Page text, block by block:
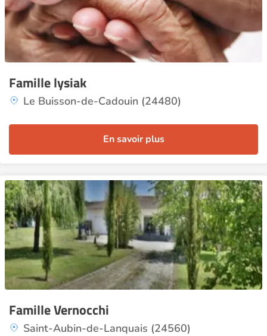
Famille lysiak
Le Buisson-de-Cadouin (24480)
En savoir plus
Famille Vernocchi
Saint-Aubin-de-Lanquais (24560)